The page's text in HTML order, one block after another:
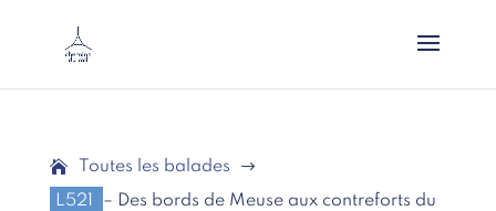
Toutes les balades
$
L521
– Des bords de Meuse aux contreforts du